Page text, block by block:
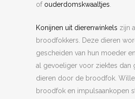
of ouderdomskwaaltjes.
Konijnen uit dierenwinkels zijn
broodfokkers. Deze dieren
gescheiden van hun moeder
al gevoeliger voor ziektes dan
dieren door de broodfok.
broodfok en impulsaankopen